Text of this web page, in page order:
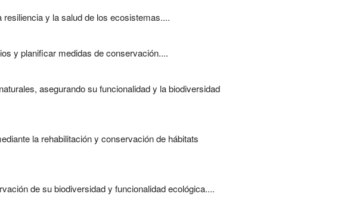
y la salud de los ecosistemas....
y planificar medidas de conservación....
asegurando su funcionalidad y la biodiversidad
la rehabilitación y conservación de hábitats
de su biodiversidad y funcionalidad ecológica....